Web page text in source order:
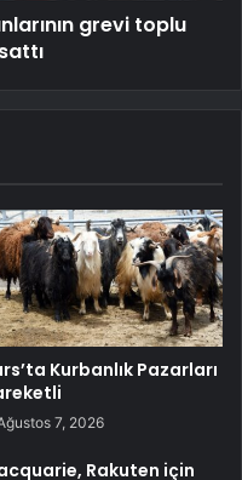
grevi toplu
Kurbanlık Pazarları
7, 2026
Rakuten için